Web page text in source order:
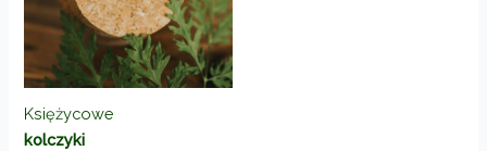
Księżycowe
kolczyki